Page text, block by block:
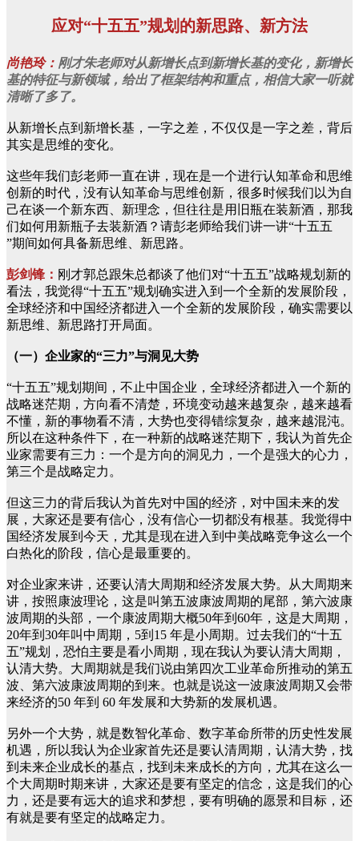
应对“十五五”规划的新思路、新方法
尚艳玲： 刚才朱老师对从新增长点到新增长基的变化，新增长
基的特征与新领域，给出了框架结构和重点，相信大家一听就
清晰了多了。
从新增长点到新增长基，一字之差，不仅仅是一字之差，背后
其实是思维的变化。
这些年我们彭老师一直在讲，现在是一个进行认知革命和思维
创新的时代，没有认知革命与思维创新，很多时候我们以为自
己在谈一个新东西、新理念，但往往是用旧瓶在装新酒，那我
们如何用新瓶子去装新酒？请彭老师给我们讲一讲“十五五
”期间如何具备新思维、新思路。
彭剑锋： 刚才郭总跟朱总都谈了他们对“十五五”战略规划新的
看法，我觉得“十五五”规划确实进入到一个全新的发展阶段，
全球经济和中国经济都进入一个全新的发展阶段，确实需要以
新思维、新思路打开局面。
（一）企业家的“三力”与洞见大势
“十五五”规划期间，不止中国企业，全球经济都进入一个新的
战略迷茫期，方向看不清楚，环境变动越来越复杂，越来越看
不懂，新的事物看不清，大势也变得错综复杂，越来越混沌。
所以在这种条件下，在一种新的战略迷茫期下，我认为首先企
业家需要有三力：一个是方向的洞见力，一个是强大的心力，
第三个是战略定力。
但这三力的背后我认为首先对中国的经济，对中国未来的发
展，大家还是要有信心，没有信心一切都没有根基。我觉得中
国经济发展到今天，尤其是现在进入到中美战略竞争这么一个
白热化的阶段，信心是最重要的。
对企业家来讲，还要认清大周期和经济发展大势。从大周期来
讲，按照康波理论，这是叫第五波康波周期的尾部，第六波康
波周期的头部，一个康波周期大概50年到60年，这是大周期，
20年到30年叫中周期，5到15 年是小周期。过去我们的“十五
五”规划，恐怕主要是看小周期，现在我认为要认清大周期，
认清大势。大周期就是我们说由第四次工业革命所推动的第五
波、第六波康波周期的到来。也就是说这一波康波周期又会带
来经济的50 年到 60 年发展和大势新的发展机遇。
另外一个大势，就是数智化革命、数字革命所带的历史性发展
机遇，所以我认为企业家首先还是要认清周期，认清大势，找
到未来企业成长的基点，找到未来成长的方向，尤其在这么一
个大周期时期来讲，大家还是要有坚定的信念，这是我们的心
力，还是要有远大的追求和梦想，要有明确的愿景和目标，还
有就是要有坚定的战略定力。